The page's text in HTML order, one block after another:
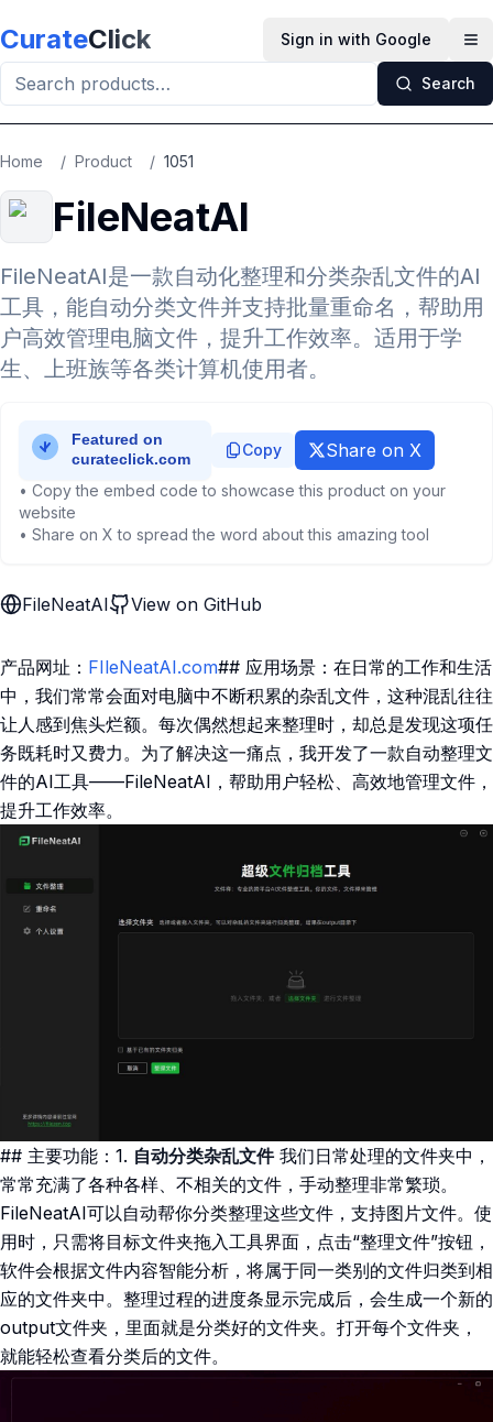
CurateClick Sign in with Google
Search
Home / Product / 1051
FileNeatAI
FileNeatAI是一款自动化整理和分类杂乱文件的AI
工具，能自动分类文件并支持批量重命名，帮助用
户高效管理电脑文件，提升工作效率。适用于学
生、上班族等各类计算机使用者。
Copy Share on X
• Copy the embed code to showcase this product on your
website
• Share on X to spread the word about this amazing tool
FileNeatAI View on GitHub
产品网址： FIleNeatAI.com## 应用场景：在日常的工作和生活
中，我们常常会面对电脑中不断积累的杂乱文件，这种混乱往往
让人感到焦头烂额。每次偶然想起来整理时，却总是发现这项任
务既耗时又费力。为了解决这一痛点，我开发了一款自动整理文
件的AI工具——FileNeatAI，帮助用户轻松、高效地管理文件，
提升工作效率。
## 主要功能：1. 自动分类杂乱文件我们日常处理的文件夹中，
常常充满了各种各样、不相关的文件，手动整理非常繁琐。
FileNeatAI可以自动帮你分类整理这些文件，支持图片文件。使
用时，只需将目标文件夹拖入工具界面，点击“整理文件”按钮，
软件会根据文件内容智能分析，将属于同一类别的文件归类到相
应的文件夹中。整理过程的进度条显示完成后，会生成一个新的
output文件夹，里面就是分类好的文件夹。打开每个文件夹，
就能轻松查看分类后的文件。